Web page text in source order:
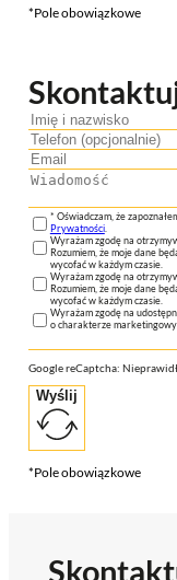
*Pole obowiązkowe
* Oświadczam, że
Prywatności.
Wyrażam zgodę na
Rozumiem, że moje dane
wycofać w każdym czasie.
Wyrażam zgodę na
Rozumiem, że moje dane
wycofać w każdym czasie.
Wyrażam zgodę na
o charakterze
Google reCaptcha:
Wyślij
*Pole obowiązkowe